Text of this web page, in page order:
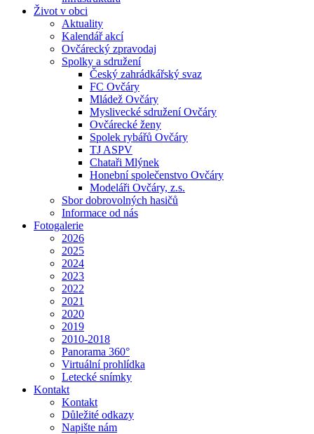
Život v obci
Aktuality
Kalendář akcí
Ovčárecký zpravodaj
Spolky a sdružení
Český zahrádkářský svaz
FC Ovčáry
Mládež Ovčáry
Myslivecké sdružení Ovčáry
Ovčárecké ženy
Spolek rybářů Ovčáry
TJ ASPV
Chataři Mlýnek
Honební společenstvo Ovčáry
Modeláři Ovčáry, z.s.
Sbor dobrovolných hasičů
Informace od nás
Fotogalerie
2026
2025
2024
2023
2022
2021
2020
2019
2010-2018
Panorama 360°
Virtuální prohlídka
Letecké snímky
Kontakt
Kontakt
Důležité odkazy
Napište nám